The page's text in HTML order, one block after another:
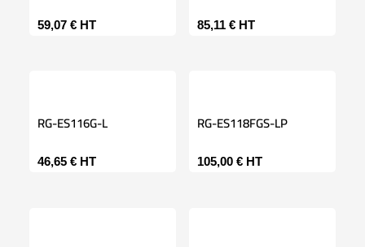
59,07 € HT 85,11 € HT
RG-ES116G-L
46,65 € HT
RG-ES118FGS-LP
105,00 € HT